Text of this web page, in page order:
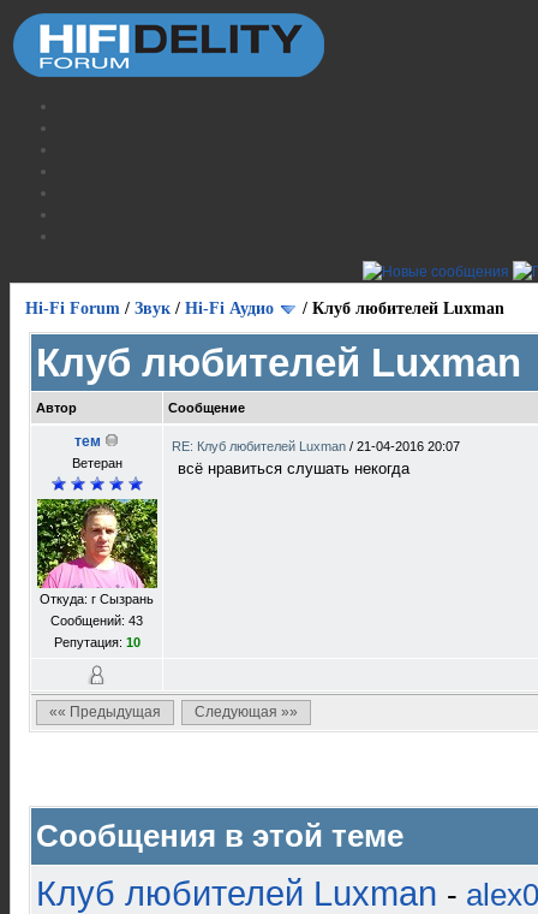
Hi-Fi Forum / Звук / Hi-Fi Аудио / Клуб любителей Luxman
Клуб любителей Luxman
Автор Сообщение
тем
Ветеран
Откуда: г Сызрань
Сообщений: 43
Репутация: 10
RE: Клуб любителей Luxman / 21-04-2016 20:07
всё нравиться слушать некогда
«« Предыдущая Следующая »»
Сообщения в этой теме
Клуб любителей Luxman -